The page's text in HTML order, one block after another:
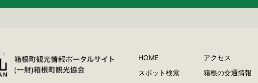
HOME
スポット検索
アクセス
箱根の交通情報